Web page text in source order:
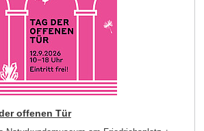
offenen Tür